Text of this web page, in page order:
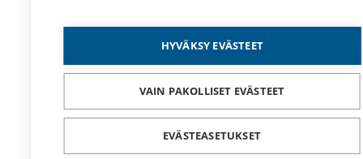
HYVÄKSY EVÄSTEET
VAIN PAKOLLISET EVÄSTEET
EVÄSTEASETUKSET